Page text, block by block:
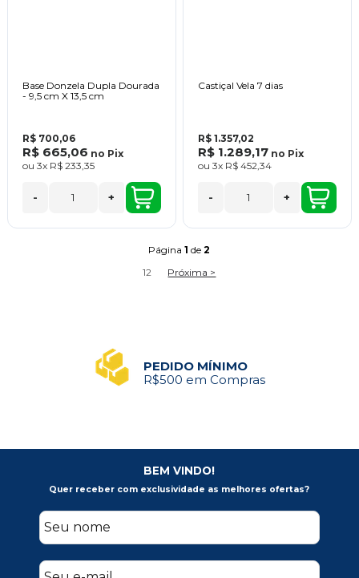
Base Donzela Dupla Dourada
- 9,5 cm X 13,5 cm
R$ 700,06
R$ 665,06 no Pix
ou 3x R$ 233,35
- +
Castiçal Vela 7 dias
R$ 1.357,02
R$ 1.289,17 no Pix
ou 3x R$ 452,34
- +
Página1 de2
12 Próxima >
PEDIDO MÍNIMO
R$500 em Compras
BEM VINDO!
Quer receber com exclusividade as melhores ofertas?